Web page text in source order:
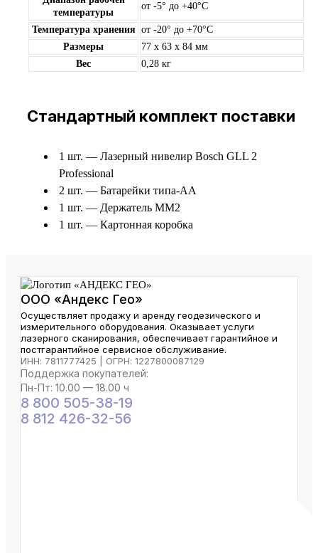
температуры
от -5° до +40°С
Температура хранения от -20° до +70°С
Размеры
77 x 63 x 84 мм
Вес
0,28 кг
Стандартный комплект поставки
1 шт. — Лазерный нивелир Bosch GLL 2
Professional
2 шт. — Батарейки типа-АА
1 шт. — Держатель ММ2
1 шт. — Картонная коробка
ООО «Андекс Гео»
Осуществляет продажу и аренду геодезического и
измерительного оборудования. Оказывает услуги
лазерного сканирования, обеспечивает гарантийное и
постгарантийное сервисное обслуживание.
ИНН: 7811777425 | ОГРН: 1227800087129
Поддержка покупателей:
Пн-Пт: 10.00 — 18.00 ч
8 800 505-38-19
8 812 426-32-56